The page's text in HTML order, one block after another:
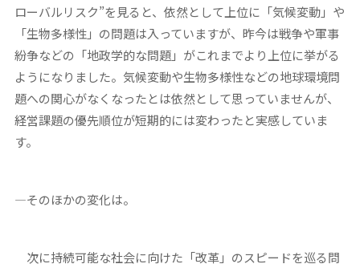
ローバルリスク”を見ると、依然として上位に「気候変動」や
「生物多様性」の問題は入っていますが、昨今は戦争や軍事
紛争などの「地政学的な問題」がこれまでより上位に挙がる
ようになりました。気候変動や生物多様性などの地球環境問
題への関心がなくなったとは依然として思っていませんが、
経営課題の優先順位が短期的には変わったと実感していま
す。
―そのほかの変化は。
次に持続可能な社会に向けた「改革」のスピードを巡る問